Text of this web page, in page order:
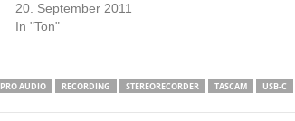
20. September 2011
In "Ton"
PRO AUDIO RECORDING STEREORECORDER TASCAM USB-C